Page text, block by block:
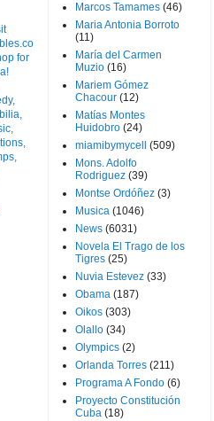
Marcos Tamames (46)
Maria Antonia Borroto
(11)
María del Carmen
Muzio (16)
Mariem Gómez
Chacour (12)
Matías Montes
Huidobro (24)
miamibymycell
(509)
Mons. Adolfo
Rodriguez (39)
Montse Ordóñez (3)
Musica (1046)
News (6031)
Novela El Trago de los
Tigres (25)
Nuvia Estevez (33)
Obama (187)
Oikos (303)
Olallo (34)
Olympics (2)
Orlanda Torres (211)
Programa A Fondo (6)
Proyecto Constitución
Cuba (18)